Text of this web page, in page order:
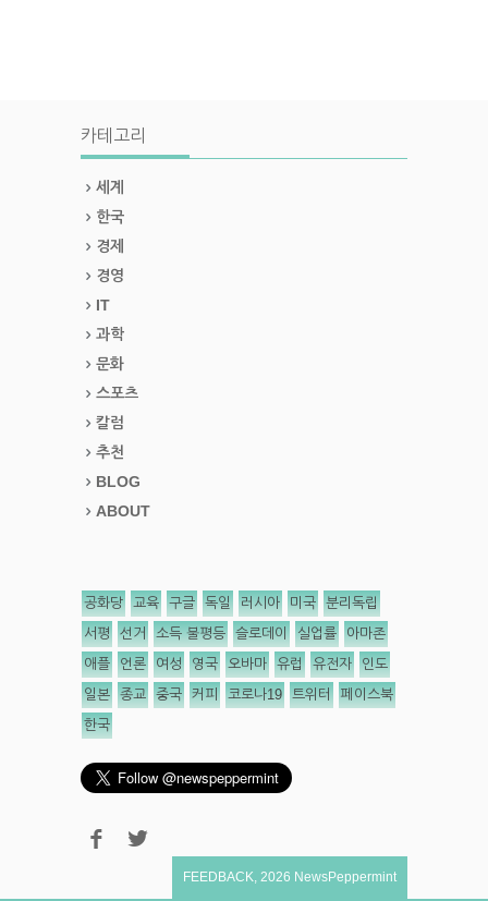
카테고리
세계
한국
경제
경영
IT
과학
문화
스포츠
칼럼
추천
BLOG
ABOUT
공화당 교육 구글 독일 러시아 미국 분리독립
서평 선거 소득 불평등 슬로데이 실업률 아마존
애플 언론 여성 영국 오바마 유럽 유전자 인도
일본 종교 중국 커피 코로나19 트위터 페이스북
한국
FEEDBACK 2026 NewsPeppermint